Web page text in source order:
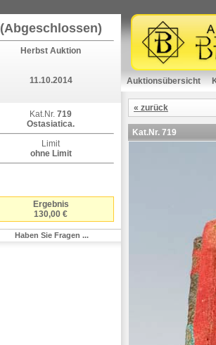
(Abgeschlossen)
Herbst Auktion
11.10.2014
Kat.Nr. 719
Ostasiatica.
Limit
ohne Limit
Ergebnis
130,00 €
Haben Sie Fragen ...
Auktionsübersicht
« zurück
Kat.Nr. 719